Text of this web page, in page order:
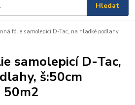
Hledat
fólie samolepicí D-Tac, na hladké podlahy,
samolepicí D-Tac,
š:50cm
50m2